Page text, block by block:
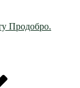
Продобро.